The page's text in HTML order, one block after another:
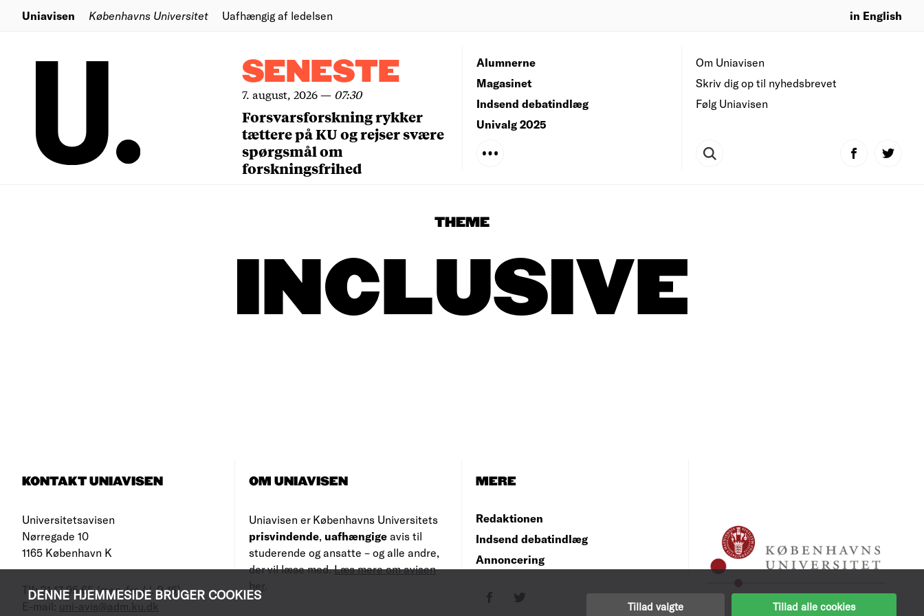
DENNE HJEMMESIDE BRUGER COOKIES
Tillad valgte Tillad alle cookies
Uniavisen Københavns Universitet Uafhængig af ledelsen in English
SENESTE
7. august, 2026— 07:30
Forsvarsforskning rykker
tættere på KU og rejser svære
spørgsmål om
forskningsfrihed
Om Uniavisen
Skriv dig op til nyhedsbrevet
Følg Uniavisen
Alumnerne
Magasinet
Indsend debatindlæg
Univalg 2025
THEME
INCLUSIVE
KONTAKT UNIAVISEN
Universitetsavisen
Nørregade 10
1165 København K
Tlf: 21 17 95 65(man-fre kl. 9-15)
E-mail: uni-avis@adm.ku.dk
OM UNIAVISEN
Uniavisen er Københavns Universitets
prisvindende, uafhængige avis til
studerende og ansatte – og alle andre,
der vil læse med.Læs mere om avisen
her
MERE
Redaktionen
Indsend debatindlæg
Annoncering